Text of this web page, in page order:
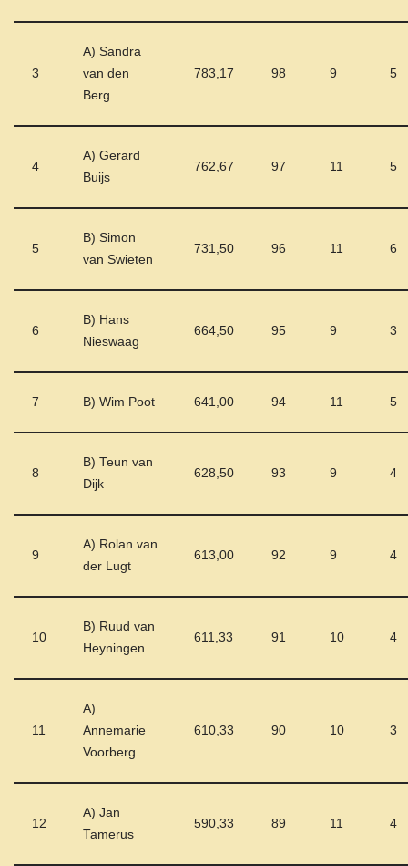
3
A) Sandra
van den
Berg
783,17 98 9 5
4
A) Gerard
Buijs
762,67 97 11 5
5
B) Simon
van Swieten
731,50 96 11 6
6
B) Hans
Nieswaag
664,50 95 9 3
7 B) Wim Poot 641,00 94 11 5
8
B) Teun van
Dijk
628,50 93 9 4
9
A) Rolan van
der Lugt
613,00 92 9 4
10
B) Ruud van
Heyningen
611,33 91 10 4
11
A)
Annemarie
Voorberg
610,33 90 10 3
12
A) Jan
Tamerus
590,33 89 11 4